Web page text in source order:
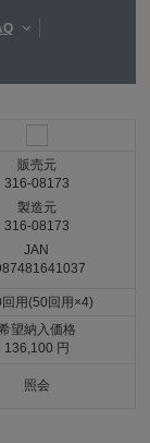
販売元
316-08173
製造元
316-08173
JAN
用(50回用×4)
望納入価格
136,100 円
照会